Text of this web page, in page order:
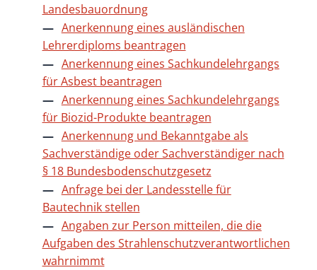
Landesbauordnung
Anerkennung eines ausländischen
Lehrerdiploms beantragen
Anerkennung eines Sachkundelehrgangs
für Asbest beantragen
Anerkennung eines Sachkundelehrgangs
für Biozid-Produkte beantragen
Anerkennung und Bekanntgabe als
Sachverständige oder Sachverständiger nach
§ 18 Bundesbodenschutzgesetz
Anfrage bei der Landesstelle für
Bautechnik stellen
Angaben zur Person mitteilen, die die
Aufgaben des Strahlenschutzverantwortlichen
wahrnimmt